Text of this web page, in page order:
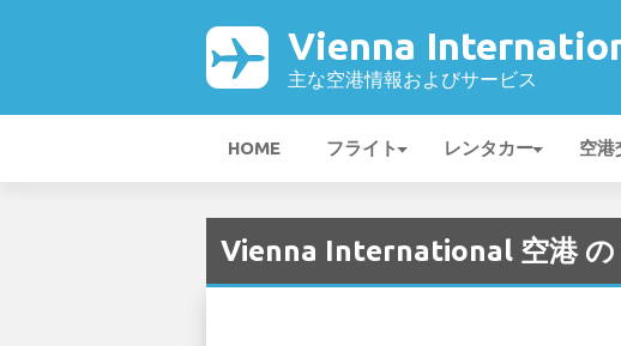
Vienna
主な空港情報およびサービス
HOME フライト レンタカー 空港
Vienna International 空港